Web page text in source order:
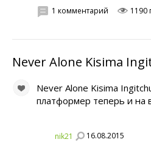
1 комментарий 1190
Never Alone Kisima
Never Alone Kisima
платформер теперь и на
nik21 16.08.2015